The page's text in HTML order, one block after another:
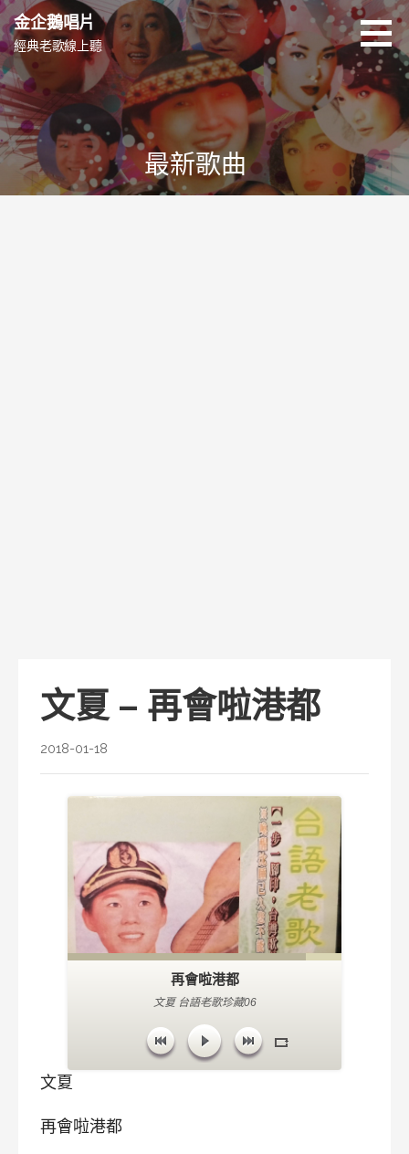
跳
至
主
要
內
容
金企鵝唱片
經典老歌線上聽
最新歌曲
文夏 – 再會啦港都
2018-01-18
再會啦港都
文夏 台語老歌珍藏06
文夏
再會啦港都